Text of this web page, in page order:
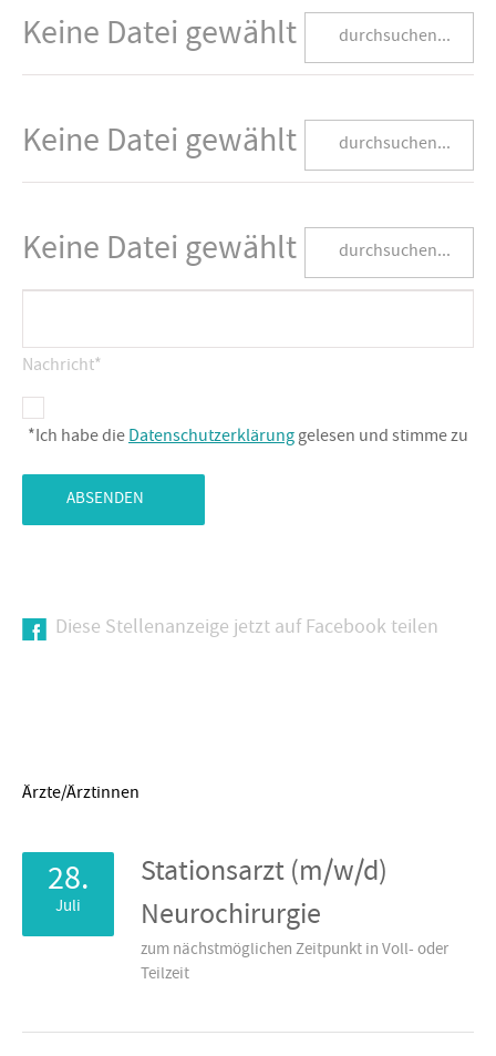
Keine Datei gewählt durchsuchen...
Keine Datei gewählt durchsuchen...
Keine Datei gewählt durchsuchen...
Nachricht*
*Ich habe dieDatenschutzerklärunggelesen und stimme zu
ABSENDEN
Diese Stellenanzeige jetzt auf Facebook teilen
Ärzte/Ärztinnen
28.
Juli
Stationsarzt (m/w/d)
Neurochirurgie
zum nächstmöglichen Zeitpunkt in Voll- oder
Teilzeit